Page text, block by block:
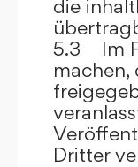
die
5.3 Im
Dritter